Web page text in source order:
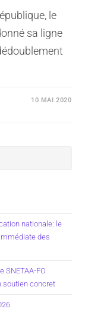
le
sa ligne
10 MAI 2020
nationale: le
des
SNETAA-FO
soutien concret